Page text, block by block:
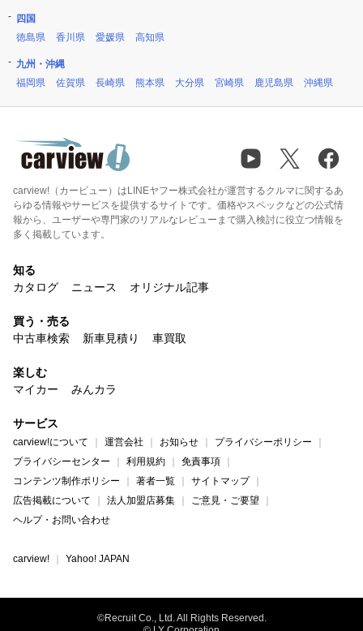
四国
徳島県
香川県 愛媛県 高知県
九州・沖縄
福岡県
佐賀県 長崎県 熊本県 大分県 宮崎県 鹿児島県 沖縄県
carview!（カービュー）はLINEヤフー株式会社が運営するクルマに関するあ
らゆる情報やサービスを提供するサイトです。価格やスペックなどの公式情
報から、ユーザーや専門家のリアルなレビューまで購入検討に役立つ情報を
多く掲載しています。
知る
カタログ
ニュース オリジナル記事
買う・売る
中古車検索
新車見積り 車買取
楽しむ
マイカー
みんカラ
サービス
carview!について 運営会社 お知らせ
プライバシーポリシー
プライバシーセンター
利用規約
免責事項
コンテンツ制作ポリシー
著者一覧
サイトマップ
広告掲載について
法人加盟店募集
ご意見・ご要望
ヘルプ・お問い合わせ
carview! Yahoo! JAPAN
©Recruit Co., Ltd. All Rights Reserved.